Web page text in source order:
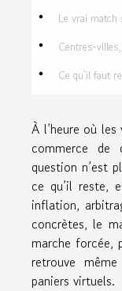
Le vrai match
Centres-
Ce qu’il faut
À l’heure où
commerce de
question n’est
ce qu’il reste,
inflation,
concrètes, le
marche forcée,
retrouve
paniers virtuels.